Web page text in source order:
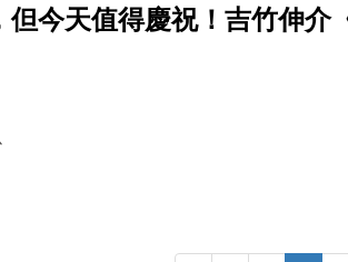
但今天值得慶祝！吉竹伸介